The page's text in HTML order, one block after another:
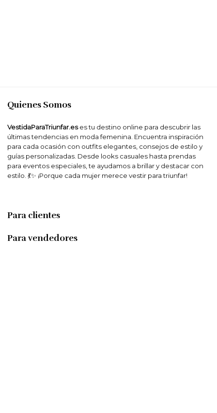
Quienes Somos
VestidaParaTriunfar.eses tu destino online para descubrir las
últimas tendencias en moda femenina. Encuentra inspiración
para cada ocasión con outfits elegantes, consejos de estilo y
guías personalizadas. Desde looks casuales hasta prendas
para eventos especiales, te ayudamos a brillar y destacar con
estilo. 💃✨ ¡Porque cada mujer merece vestir para triunfar!
Para clientes
Para vendedores